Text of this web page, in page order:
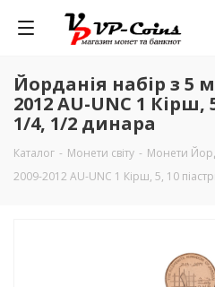
Йорданія набір з 5
2012 AU-UNC 1 Кірш,
1/4, 1/2 динара
Каталог - Монети світу - Монети
2009-2012 AU-UNC 1 Кірш, 5, 10